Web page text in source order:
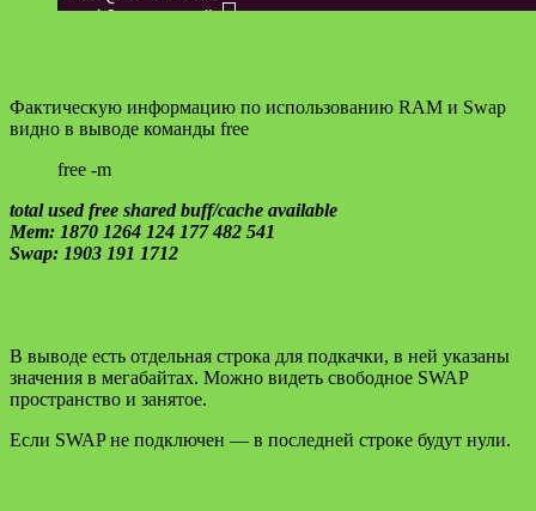
Фактическую информацию по использованию RAM и Swap
видно в выводе команды free
free -m
total used free shared buff/cache available
Mem: 1870 1264 124 177 482 541
Swap: 1903 191 1712
В выводе есть отдельная строка для подкачки, в ней указаны
значения в мегабайтах. Можно видеть свободное SWAP
пространство и занятое.
Если SWAP не подключен — в последней строке будут нули.